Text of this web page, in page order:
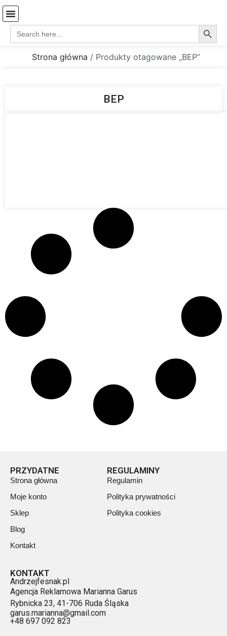
Search
for:
Strona główna / Produkty otagowane „BEP”
BEP
PRZYDATNE
Strona główna
Moje konto
Sklep
Blog
Kontakt
REGULAMINY
Regulamin
Polityka prywatności
Polityka cookies
KONTAKT
Andrzejfesnak.pl
Agencja Reklamowa Marianna Garus
Rybnicka 23, 41-706 Ruda Śląska
garus.marianna@gmail.com
+48 697 092 823